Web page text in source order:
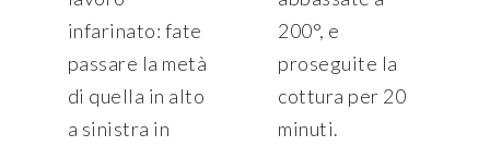
infarinato: fate
passare la metà
di quella in alto
a sinistra in
200°, e
proseguite la
cottura per 20
minuti.